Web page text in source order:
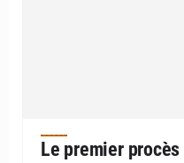
Le premier